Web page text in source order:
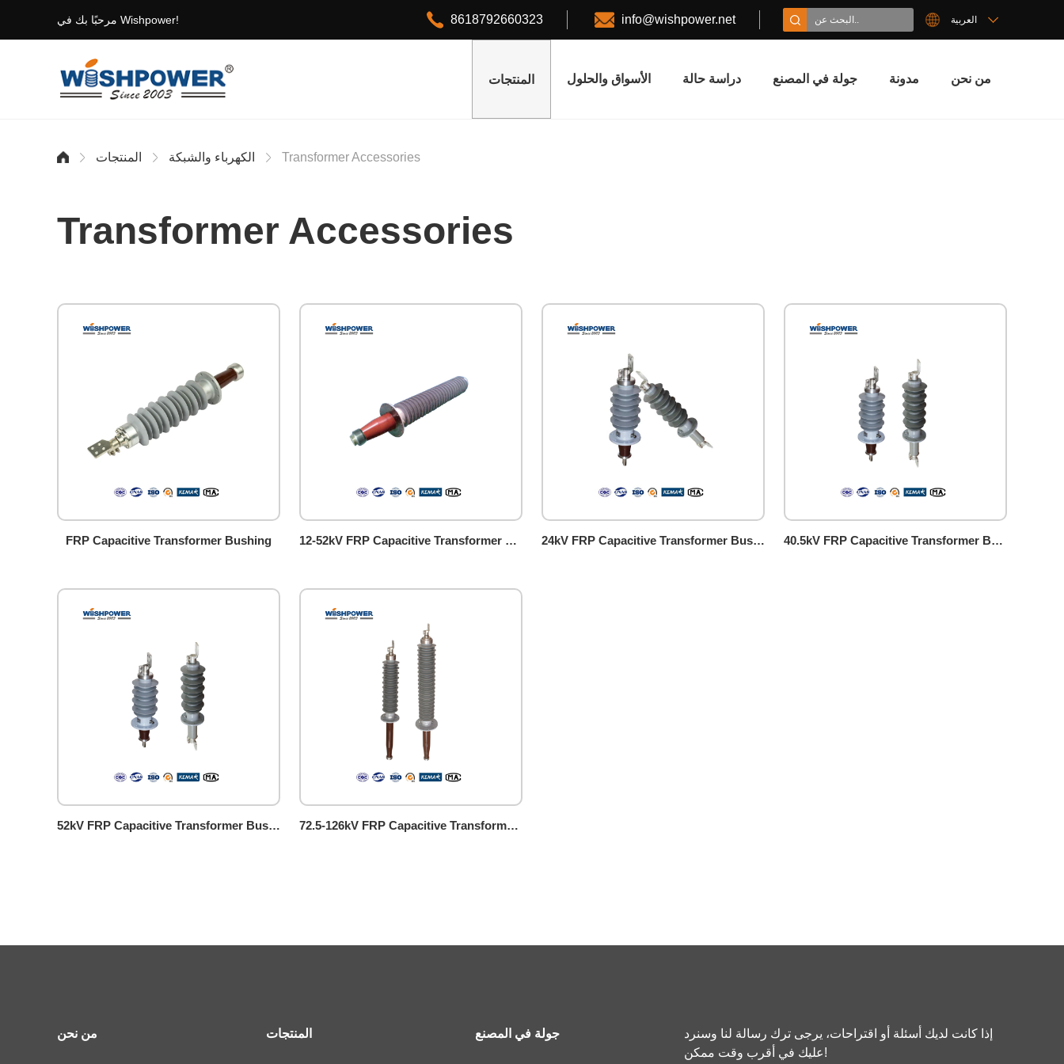
مرحبًا بك في Wishpower! 8618792660323 info@wishpower.net العربية
المنتجات الأسواق والحلول دراسة حالة جولة في المصنع مدونة من نحن
المنتجات الكهرباء والشبكة Transformer Accessories
Transformer Accessories
FRP Capacitive Transformer Bushing 12-52kV FRP Capacitive Transformer Bushing (draw lead type) 24kV FRP Capacitive Transformer Bushing (guidebar type) 40.5kV FRP Capacitive Transformer Bushing (guidebar type)
52kV FRP Capacitive Transformer Bushing (guidebar type) 72.5-126kV FRP Capacitive Transformer Bushing (draw lead type)
من نحن المنتجات جولة في المصنع
إذا كانت لديك أسئلة أو اقتراحات، يرجى ترك رسالة لنا وسنرد
عليك في أقرب وقت ممكن!